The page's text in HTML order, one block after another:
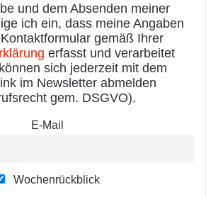
und dem Absenden meiner
ich ein, dass meine Angaben
gemäß Ihrer
erfasst und verarbeitet
sich jederzeit mit dem
im Newsletter abmelden
gem. DSGVO).
E-Mail
Wochenrückblick